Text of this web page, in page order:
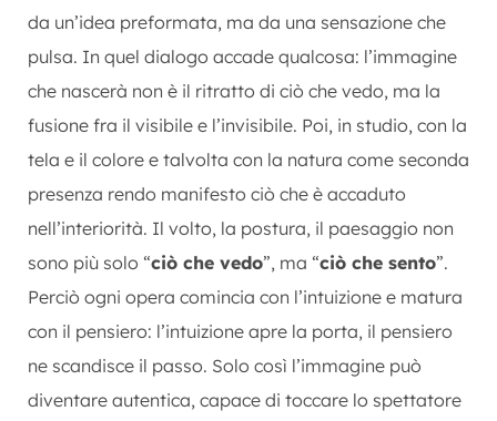
da un’idea preformata, ma da una sensazione che
pulsa. In quel dialogo accade qualcosa: l’immagine
che nascerà non è il ritratto di ciò che vedo, ma la
fusione fra il visibile e l’invisibile. Poi, in studio, con la
tela e il colore e talvolta con la natura come seconda
presenza rendo manifesto ciò che è accaduto
nell’interiorità. Il volto, la postura, il paesaggio non
sono più solo “ciò che vedo”, ma “ciò che sento”.
Perciò ogni opera comincia con l’intuizione e matura
con il pensiero: l’intuizione apre la porta, il pensiero
ne scandisce il passo. Solo così l’immagine può
diventare autentica, capace di toccare lo spettatore